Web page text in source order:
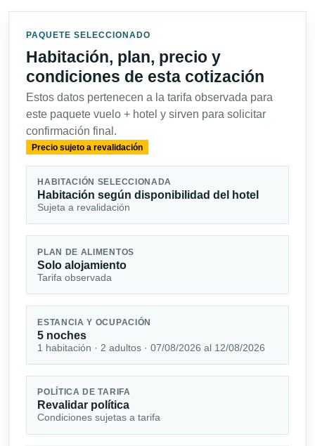
PAQUETE SELECCIONADO
Habitación, plan, precio y
condiciones de esta cotización
Estos datos pertenecen a la tarifa observada para
este paquete vuelo + hotel y sirven para solicitar
confirmación final.
Precio sujeto a revalidación
HABITACIÓN SELECCIONADA
Habitación según disponibilidad del hotel
Sujeta a revalidación
PLAN DE ALIMENTOS
Solo alojamiento
Tarifa observada
ESTANCIA Y OCUPACIÓN
5 noches
1 habitación · 2 adultos · 07/08/2026 al 12/08/2026
POLÍTICA DE TARIFA
Revalidar política
Condiciones sujetas a tarifa